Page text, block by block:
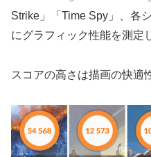
Strike」「Time Spy」、各
にグラフィック性能を測定
スコアの高さは描画の快適